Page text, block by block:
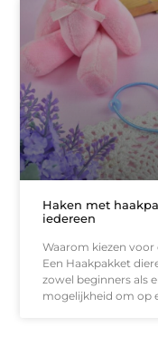
Haken met
iedereen
Waarom kiezen voor
Een Haakpakket
zowel beginners als
mogelijkheid om op